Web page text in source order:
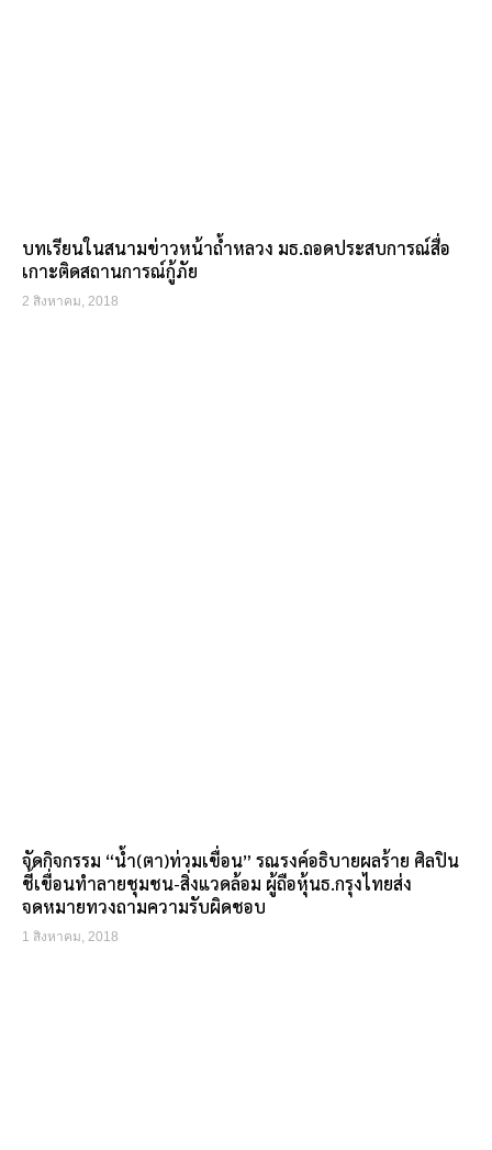
บทเรียนในสนามข่าวหน้าถ้ำหลวง มธ.ถอดประสบการณ์สื่อ
เกาะติดสถานการณ์กู้ภัย
2 สิงหาคม, 2018
จัดกิจกรรม “น้ำ(ตา)ท่วมเขื่อน” รณรงค์อธิบายผลร้าย ศิลปิน
ชี้เขื่อนทำลายชุมชน-สิ่งแวดล้อม ผู้ถือหุ้นธ.กรุงไทยส่ง
จดหมายทวงถามความรับผิดชอบ
1 สิงหาคม, 2018